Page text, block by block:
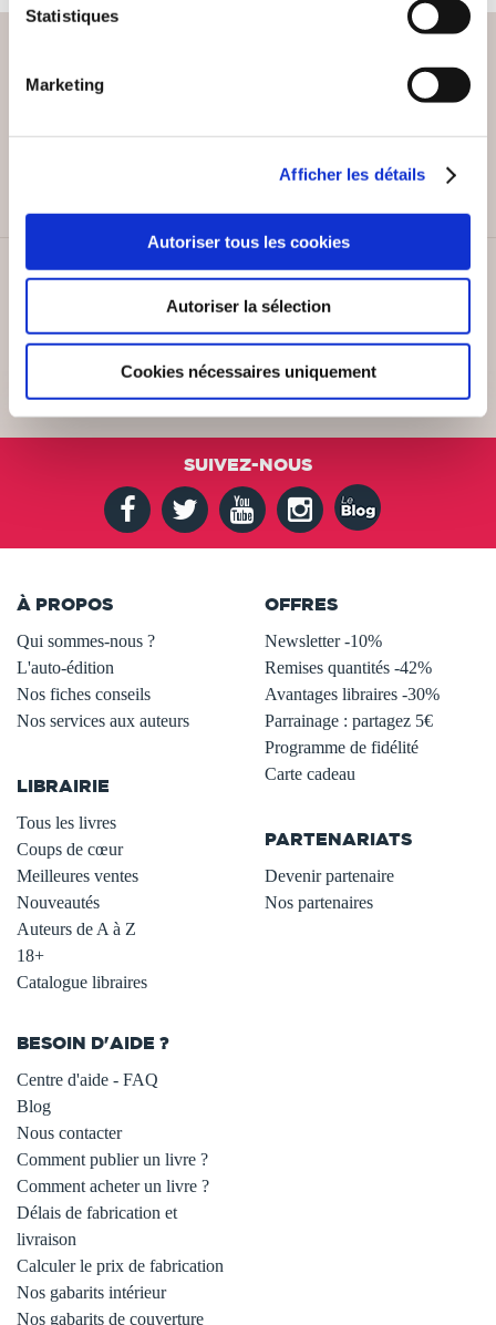
Statistiques
Marketing
Afficher les détails
Autoriser tous les cookies
Autoriser la sélection
Cookies nécessaires uniquement
Remises quantités jusqu'à -42%
SERVICE CLIENT
Lundi au vendredi, 10-12h / 14-16h
SUIVEZ-NOUS
À PROPOS
Qui sommes-nous ?
L'auto-édition
Nos fiches conseils
Nos services aux auteurs
LIBRAIRIE
Tous les livres
Coups de cœur
Meilleures ventes
Nouveautés
Auteurs de A à Z
18+
Catalogue libraires
OFFRES
Newsletter -10%
Remises quantités -42%
Avantages libraires -30%
Parrainage : partagez 5€
Programme de fidélité
Carte cadeau
PARTENARIATS
Devenir partenaire
Nos partenaires
BESOIN D'AIDE ?
Centre d'aide - FAQ
Blog
Nous contacter
Comment publier un livre ?
Comment acheter un livre ?
Délais de fabrication et
livraison
Calculer le prix de fabrication
Nos gabarits intérieur
Nos gabarits de couverture